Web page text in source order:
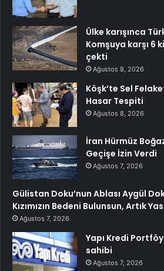
Ülke karışınca
Komşuya karşı 6
çekti
Ağustos 8, 2026
Köşk’te Sel
Hasar Tespiti
Ağustos 8, 2026
İran Hürmüz
Geçişe İzin Verdi
Ağustos 7, 2026
Gülistan Doku’nun Ablası Aygül
Kızımızın Bedeni Bulunsun, Artık
Ağustos 7, 2026
Yapı Kredi
sahibi
Ağustos 7, 2026